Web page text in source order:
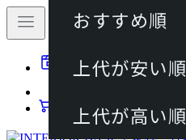
動画マニュアル
カート
おすすめ順
上代が安い順
上代が高い順